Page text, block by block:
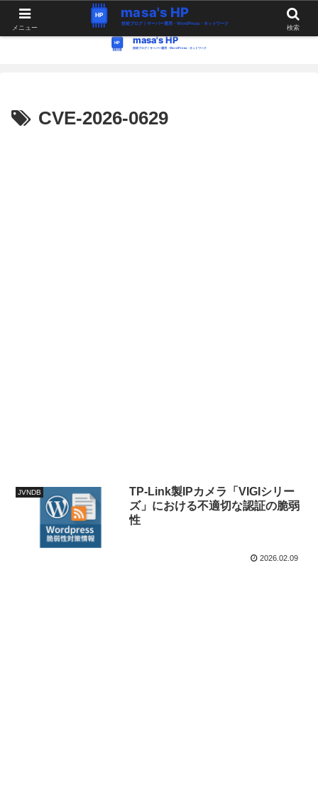
WordPress・Linux関連の情報。つぶやき。
CVE-2026-0629
JVNDB
TP-Link製IPカメラ「VIGIシリー
ズ」における不適切な認証の脆弱
性
2026.02.09
メニュー 検索